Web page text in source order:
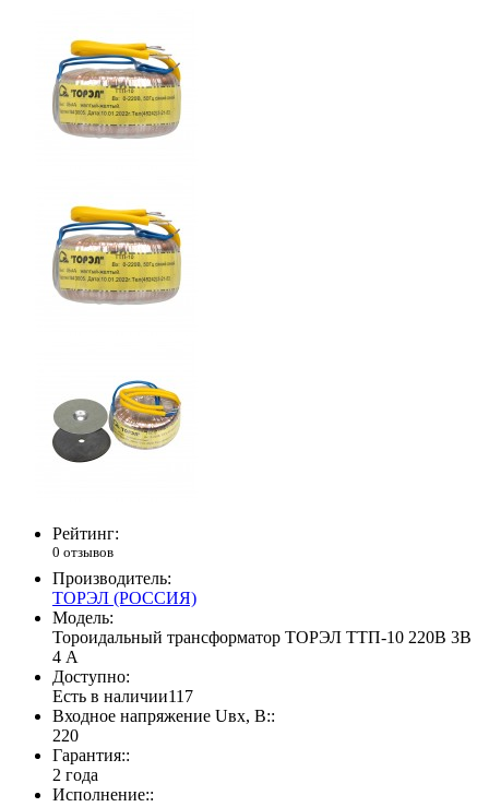
Рейтинг:
0 отзывов
Производитель:
ТОРЭЛ (РОССИЯ)
Модель:
Тороидальный трансформатор ТОРЭЛ ТТП-10 220В 3В
4 А
Доступно:
Есть в наличии117
Входное напряжение Uвх, В::
220
Гарантия::
2 года
Исполнение::